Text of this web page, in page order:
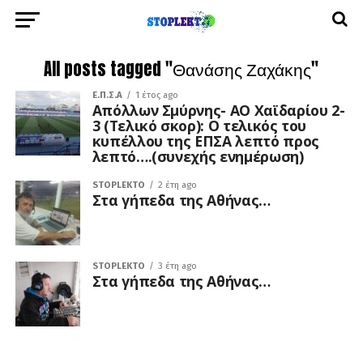
All posts tagged "Θανάσης Ζαχάκης"
Ε.Π.Σ.Α 1 έτος ago
Απόλλων Σμύρνης- ΑΟ Χαϊδαρίου 2-
3 (Τελικό σκορ): Ο τελικός του
κυπέλλου της ΕΠΣΑ λεπτό προς
λεπτό….(συνεχής ενημέρωση)
STOPLEKTO 2 έτη ago
Στα γήπεδα της Αθήνας…
STOPLEKTO 3 έτη ago
Στα γήπεδα της Αθήνας…